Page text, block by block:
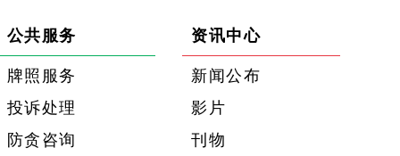
公共服务
牌照服务
投诉处理
防贪咨询
资讯中心
新闻公布
影片
刊物